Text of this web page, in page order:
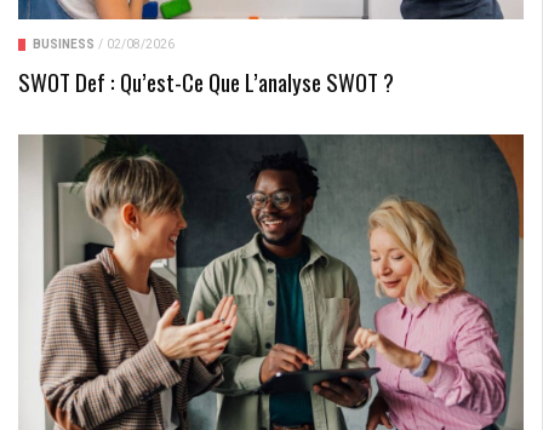
BUSINESS / 02/08/2026
SWOT Def : Qu’est-Ce Que L’analyse SWOT ?